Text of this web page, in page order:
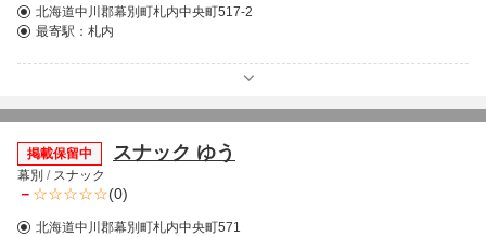
北海道中川郡幕別町札内中央町517-2
最寄駅： 札内
掲載保留中 スナック ゆう
幕別 / スナック
－ (0)
北海道中川郡幕別町札内中央町571